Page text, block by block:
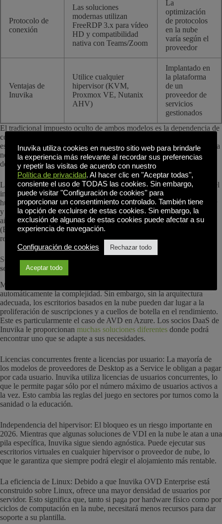
Protocolo de
conexión
Las soluciones
modernas utilizan
FreeRDP 3.x para vídeo
HD y compatibilidad
nativa con Teams/Zoom
La
optimización
de protocolos
en la nube
varía según el
proveedor
Ventajas de
Inuvika
Utilice cualquier
hipervisor (KVM,
Proxmox VE, Nutanix
AHV)
Implantado en
la plataforma
de un
proveedor de
servicios
gestionados
El tradicional impuesto oculto de ambos modelos es la dependencia de
costosos componentes de Microsoft. Inuvika OVD Enterprise altera
esta situación al utilizar un backend basado en Linux, lo que elimina la
necesidad de licencias de Microsoft SQL Server independientemente
del modelo que se elija.
Las soluciones VDI modernas se evalúan cada vez más en función del
impacto medioambiental. La virtualización centralizada reduce la
huella de carbono por usuario maximizando la utilización del servidor
y ampliando los ciclos de vida del hardware de los terminales de 3-5
años a 7-10 años. Esto se alinea con los compromisos ESG
(Environmental, Social, and Governance) de 2026 y reduce los
residuos electrónicos.
Sección2: Más allá de la nube: Por qué la arquitectura triunfa
sobre la ubicación
Muchas empresas asumen que pasar a soluciones DaaS resuelve
automáticamente la complejidad. Sin embargo, sin la arquitectura
adecuada, los escritorios basados en la nube pueden dar lugar a la
proliferación de suscripciones y a cuellos de botella en el rendimiento.
Este es particularmente el caso de AVD en Azure. Los socios DaaS de
Inuvika le proporcionan muchas soluciones diferentes donde podrá
encontrar uno que se adapte a sus necesidades.
Licencias concurrentes frente a licencias por usuario: La mayoría de
los modelos de proveedores de Desktop as a Service le obligan a pagar
por cada usuario. Inuvika utiliza licencias de usuarios concurrentes, lo
que le permite pagar sólo por el número máximo de usuarios activos a
la vez. Esto cambia las reglas del juego en sectores por turnos como la
sanidad o la educación.
Independencia del hipervisor: El bloqueo es un riesgo importante en
2026. Mientras que algunas soluciones de VDI en la nube le atan a una
pila específica, Inuvika sigue siendo agnóstica. Puede ejecutar sus
escritorios virtuales en cualquier hipervisor o proveedor de nube, lo
que le garantiza que siempre podrá elegir el alojamiento más rentable.
La eficiencia de Linux: Debido a que Inuvika OVD Enterprise está
construido sobre Linux, ofrece una mayor densidad de usuarios por
servidor. Esto significa que, tanto si paga por hardware físico como por
ciclos de computación en la nube, necesitará menos recursos para dar
soporte a su plantilla.
Inuvika utiliza cookies en nuestro sitio web para brindarle
la experiencia más relevante al recordar sus preferencias
y repetir las visitas de acuerdo con nuestro
Política de privacidad. Al hacer clic en "Aceptar todas",
consiente el uso de TODAS las cookies. Sin embargo,
puede visitar "Configuración de cookies" para
proporcionar un consentimiento controlado. También tiene
la opción de excluirse de estas cookies. Sin embargo, la
exclusión de algunas de estas cookies puede afectar a su
experiencia de navegación.
Configuración de cookies Rechazar todo
Aceptar todo